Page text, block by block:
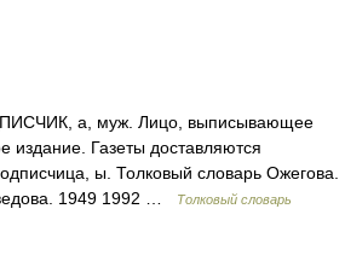
а, муж. Лицо, выписывающее
издание. Газеты доставляются
ы. Толковый словарь Ожегова.
1949 1992 …
Толковый словарь